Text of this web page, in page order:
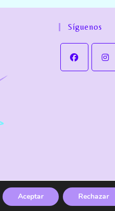
Síguenos
Política de Privacidad Política de cookies
Aceptar Rechazar